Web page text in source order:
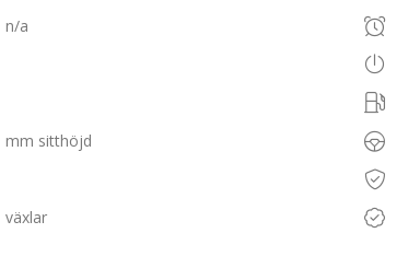
n/a
mm sitthöjd
växlar